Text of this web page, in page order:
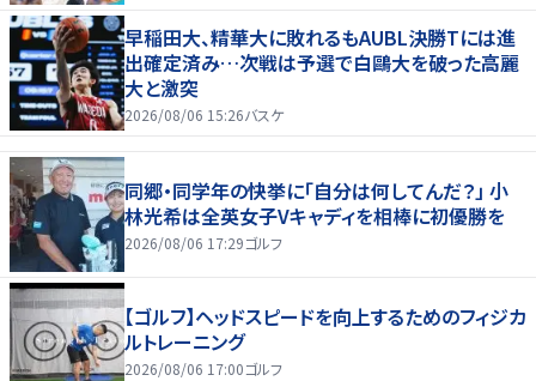
早稲田大、精華大に敗れるもAUBL決勝Tには進
出確定済み…次戦は予選で白鷗大を破った高麗
大と激突
2026/08/06 15:26バスケ
同郷・同学年の快挙に「自分は何してんだ？」 小
林光希は全英女子Vキャディを相棒に初優勝を
2026/08/06 17:29ゴルフ
【ゴルフ】ヘッドスピードを向上するためのフィジカ
ルトレーニング
2026/08/06 17:00ゴルフ